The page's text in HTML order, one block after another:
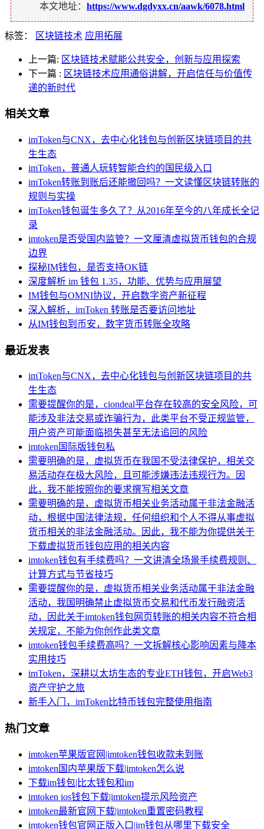
本文地址： https://www.dgdyxx.cn/aawk/6078.html
标签： 区块链技术 应用拓展
上一篇: 区块链技术赋能公共安全，创新与应用探索
下一篇 : 区块链技术应用通俗讲解，开启信任与价值传
递的新时代
相关文章
imToken与CNX，去中心化钱包与创新区块链项目的共
生生态
imToken，普通人玩转智能合约的国民级入口
imToken转账到账后还能撤回吗？一文读懂区块链转账的
规则与实操
imToken钱包诞生多久了？从2016年至今的八年成长全记
录
imtoken是否受国内监管？一文厘清虚拟货币钱包的合规
边界
探秘IM钱包，是否支持OK链
深度解析 im 钱包 1.35，功能、优势与应用展望
IM钱包与OMNI协议，开启数字资产新征程
深入解析，imToken 转账是否要访问地址
从IM钱包到币安，数字货币转账全攻略
最近发表
imToken与CNX，去中心化钱包与创新区块链项目的共
生生态
需要提醒你的是，ciondeal平台存在较高的安全风险，可
能涉及非法交易或诈骗行为，此类平台不受正规监管，
用户资产可能面临损失甚至无法追回的风险
imtoken国际版钱包私
需要明确的是，虚拟货币在我国不受法律保护，相关交
易活动存在极大风险，且可能涉嫌违法违规行为。因
此，我不能按照你的要求撰写相关文章
需要明确的是，虚拟货币相关业务活动属于非法金融活
动，根据中国法律法规，任何组织和个人不得从事虚拟
货币相关的非法金融活动。因此，我不能为你提供关于
下载虚拟货币钱包应用的相关内容
imtoken钱包有手续费吗？一文讲清全场景手续费规则、
计算方式与节省技巧
需要提醒你的是，虚拟货币相关业务活动属于非法金融
活动，我国明确禁止虚拟货币交易和代币发行融资活
动，因此关于imtoken钱包网页转账的相关内容不符合相
关规定，不能为你创作此类文章
imtoken钱包手续费高吗？一文拆解核心影响因素与降本
实用技巧
imToken，深耕以太坊生态的专业ETH钱包，开启Web3
资产守护之旅
新手入门，imToken比特币钱包完整使用指南
热门文章
imtoken苹果版官网|imtoken钱包收款未到账
imtoken国内苹果版下载|imtoken怎么说
下载im钱包|比太钱包和im
imtoken ios钱包下载|imtoken提示风险资产
imtoken最新官网下载|imtoken重置密码教程
imtoken钱包官网正版入口|im钱包从哪里下载安全